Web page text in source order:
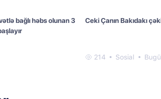
bağlı həbs olunan 3
Ceki Çanın Bakıdakı
214 Sosial